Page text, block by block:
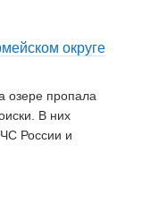
округе
озере пропала
В них
России и